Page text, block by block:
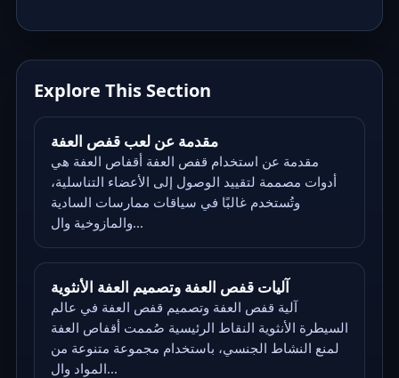
Explore This Section
مقدمة عن لعب قفص العفة
مقدمة عن استخدام قفص العفة أقفاص العفة هي
أدوات مصممة لتقييد الوصول إلى الأعضاء التناسلية،
وتُستخدم غالبًا في سياقات ممارسات السادية
والمازوخية وال...
آليات قفص العفة وتصميم العفة الأنثوية
آلية قفص العفة وتصميم قفص العفة في عالم
السيطرة الأنثوية النقاط الرئيسية صُممت أقفاص العفة
لمنع النشاط الجنسي، باستخدام مجموعة متنوعة من
المواد وال...